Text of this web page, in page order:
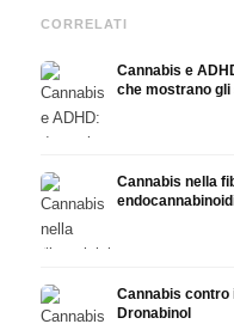
CORRELATI
Cannabis e
che mostrano gli
Cannabis nella
Cannabis contro
Dronabinol